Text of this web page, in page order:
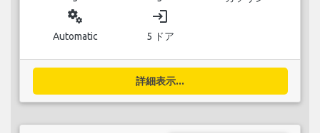
miscellaneous_services
Automatic
login
5 ドア
詳細表示...